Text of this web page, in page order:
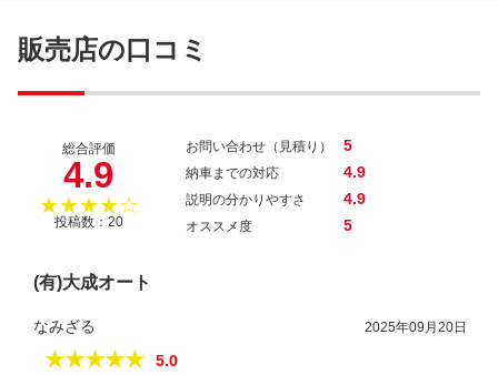
販売店の口コミ
総合評価
4.9
★★★★☆
投稿数：20
お問い合わせ（見積り） 5
納車までの対応 4.9
説明の分かりやすさ 4.9
オススメ度 5
(有)大成オート
なみざる 2025年09月20日
★★★★★
5.0